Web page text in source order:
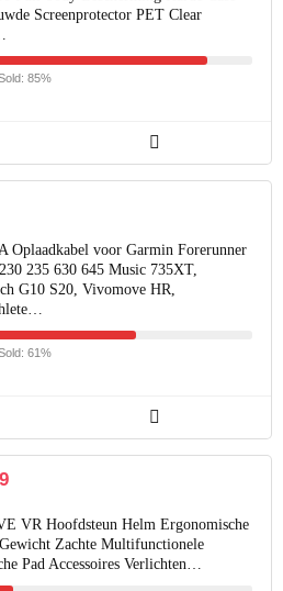
Screenprotector PET Clear
85%
Oplaadkabel voor Garmin Forerunner
235 630 645 Music 735XT,
G10 S20, Vivomove HR,
61%
VR Hoofdsteun Helm Ergonomische
Zachte Multifunctionele
Pad Accessoires Verlichten…